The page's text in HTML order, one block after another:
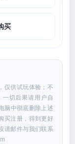
买
仅供试玩体验；不
切后果请用户自
脑中彻底删除上述
买注册，得到更好
请邮件与我们联系